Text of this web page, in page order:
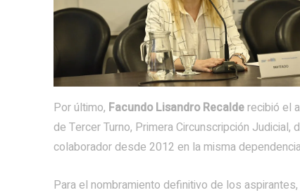
Por último, Facundo Lisandro Recalderecibió el
de Tercer Turno, Primera Circunscripción
colaborador desde 2012 en la misma
Para el nombramiento definitivo de los